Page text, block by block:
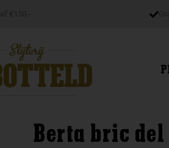
Berta bric del